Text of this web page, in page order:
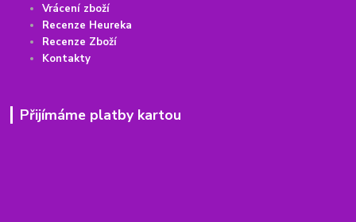
Vrácení zboží
Recenze Heureka
Recenze Zboží
Kontakty
Přijímáme platby kartou